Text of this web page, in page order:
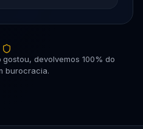
devolvemos 100% do
burocracia.